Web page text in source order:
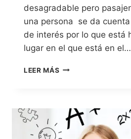
desagradable pero
una persona se da
de interés por lo que está
lugar en el que está en el…
LEER MÁS